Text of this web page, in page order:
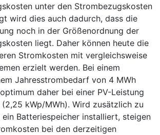
unter den Strombezugskosten
wird dies auch dadurch, dass die
noch in der Größenordnung der
liegt. Daher können heute die
Stromkosten mit vergleichsweise
erzielt werden. Bei einem
Jahresstrombedarf von 4 MWh
daher bei einer PV-Leistung
kWp/MWh). Wird zusätzlich zu
ein Batteriespeicher installiert, steigen
bei den derzeitigen